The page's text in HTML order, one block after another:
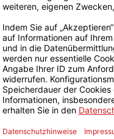
Systemvoraussetzung
Desktop-Software